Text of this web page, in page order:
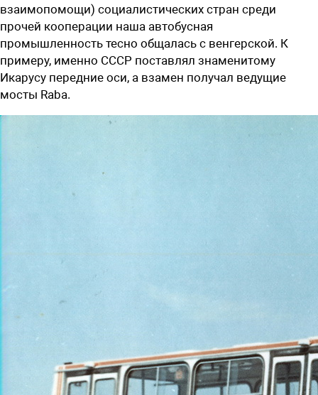
взаимопомощи) социалистических стран среди
прочей кооперации наша автобусная
промышленность тесно общалась с венгерской. К
примеру, именно СССР поставлял знаменитому
Икарусу передние оси, а взамен получал ведущие
мосты Raba.